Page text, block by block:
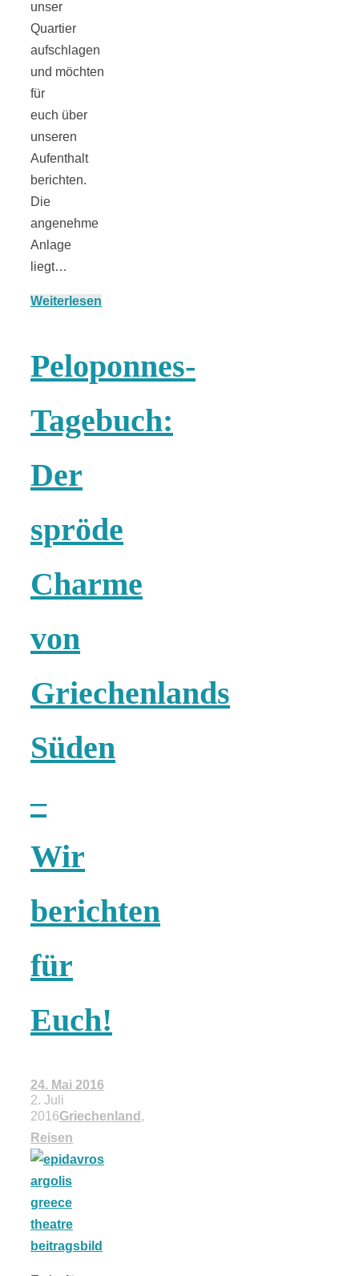
unser
Quartier
aufschlagen
und möchten
für
euch über
unseren
Aufenthalt
berichten.
Die
angenehme
Anlage
liegt…
Weiterlesen
Peloponnes-
Tagebuch:
Der
spröde
Charme
von
Griechenlands
Süden
–
Wir
berichten
für
Euch!
24. Mai 2016
2. Juli
2016Griechenland ,
Reisen
FeedBurner
Bayern: 12